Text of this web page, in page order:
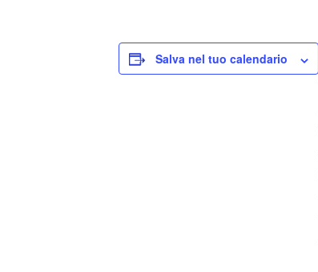
Salva nel tuo calendario